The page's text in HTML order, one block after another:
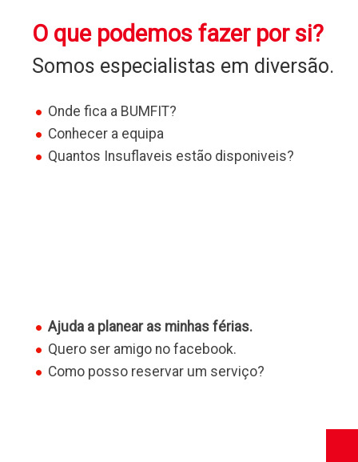
O que podemos fazer por si?
Somos especialistas em diversão.
Onde fica a BUMFIT?
Conhecer a equipa
Quantos Insuflaveis estão disponiveis?
Ajuda a planear as minhas férias.
Quero ser amigo no facebook.
Como posso reservar um serviço?